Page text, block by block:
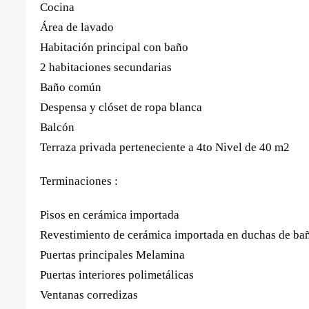
Cocina
Área de lavado
Habitación principal con baño
2 habitaciones secundarias
Baño común
Despensa y clóset de ropa blanca
Balcón
Terraza privada perteneciente a 4to Nivel de 40 m2
Terminaciones :
Pisos en cerámica importada
Revestimiento de cerámica importada en duchas de
Puertas principales Melamina
Puertas interiores polimetálicas
Ventanas corredizas